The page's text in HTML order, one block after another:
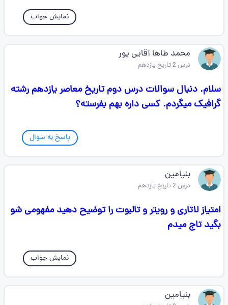
نمایش جواب
محمد طاها آقایی پور
درس 2 تاریخ یازدهم
سلام. دنبال سوالات درس دوم تاریخ معاصر یازدهم رشته
گرافیک میگردم. کسی داره بهم بفرسته؟
پاسخ به سوال
بنیامین
درس 2 تاریخ یازدهم
امتیاز لاتاری و رویتر و تالبوت را توضیح دهید مفهومی شو
بگید تاج میدم
نمایش جواب
بنیامین